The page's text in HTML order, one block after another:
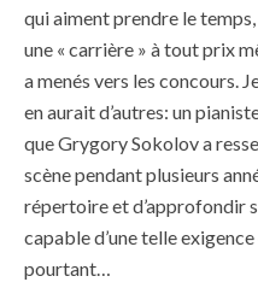
qui aiment prendre le
une « carrière » à tout prix
a menés vers les concours.
en aurait d’autres: un
que Grygory Sokolov a
scène pendant plusieurs
répertoire et d’approfondir
capable d’une telle
pourtant…